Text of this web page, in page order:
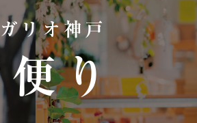
リオ神戸
便り